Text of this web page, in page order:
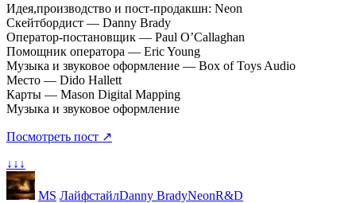
Идея,производство и пост-продакшн: Neon
Скейтбордист — Danny Brady
Оператор-постановщик — Paul O’Callaghan
Помощник оператора — Eric Young
Музыка и звуковое оформление — Box of Toys Audio
Место — Dido Hallett
Карты — Mason Digital Mapping
Музыка и звуковое оформление
Посмотреть пост ↗
↓↓↓
MS ЛайфстайлDanny BradyNeonR&D